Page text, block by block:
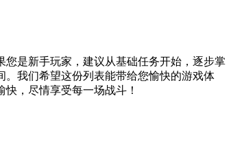
您是新手玩家，建议从基础任务开始，逐步掌
我们希望这份列表能带给您愉快的游戏体
，尽情享受每一场战斗！